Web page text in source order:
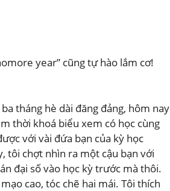
year” cũng tự hào lắm cơ!
tháng hè dài đăng đảng, hôm nay
thời khoá biểu xem có học cùng
với vài đứa bạn của kỳ học
tôi chợt nhìn ra một cậu bạn với
đại số vào học kỳ trước mà thôi.
cao, tóc chẽ hai mái. Tôi thích